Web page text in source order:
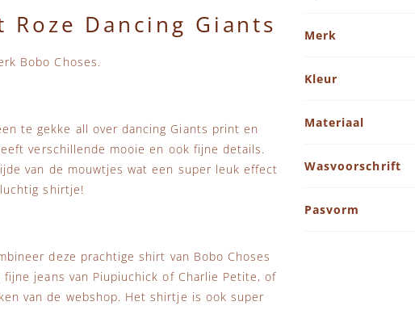
Roze Dancing Giants
Bobo Choses.
te gekke all over dancing Giants print en
verschillende mooie en ook fijne details.
van de mouwtjes wat een super leuk effect
shirtje!
deze prachtige shirt van Bobo Choses
jeans van Piupiuchick of Charlie Petite, of
van de webshop. Het shirtje is ook super
Merk
Kleur
Materiaal
Wasvoorschrift
Pasvorm